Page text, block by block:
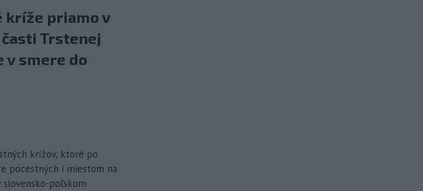
kríže priamo v
Trstenej
v smere do
krížov, ktoré po
pocestných i miestom na
slovensko-poľskom